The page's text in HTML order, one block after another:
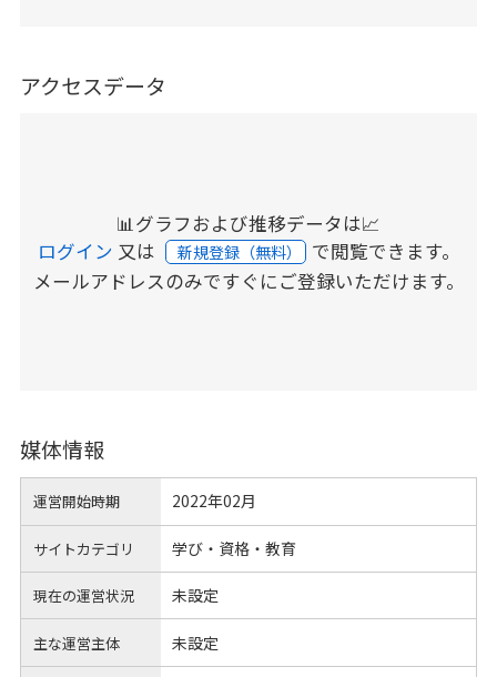
アクセスデータ
📊グラフおよび推移データは📈
ログイン 又は 新規登録（無料） で閲覧できます。
メールアドレスのみですぐにご登録いただけます。
媒体情報
運営開始時期 2022年02月
サイトカテゴリ 学び・資格・教育
現在の運営状況 未設定
主な運営主体 未設定